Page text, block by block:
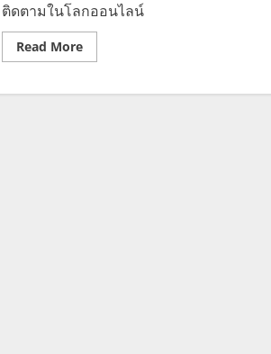
ติดตามในโลกออนไลน์
Read MoreRead
more
ย่าง